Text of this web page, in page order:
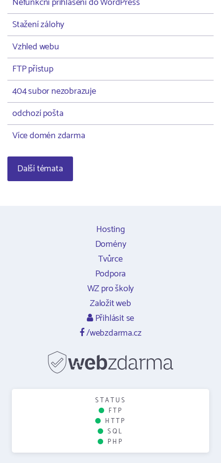
Stažení zálohy
Vzhled webu
FTP přístup
404 subor nezobrazuje
odchozí pošta
Více domén zdarma
Další témata
Hosting
Domény
Tvůrce
Podpora
WZ pro školy
Založit web
Přihlásit se
/webzdarma.cz
STATUS
FTP
HTTP
SQL
PHP